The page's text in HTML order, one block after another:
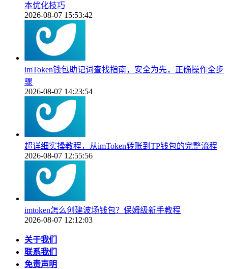
本优化技巧
2026-08-07 15:53:42
imToken钱包助记词查找指南，安全为先，正确操作全步
骤
2026-08-07 14:23:54
超详细实操教程，从imToken转账到TP钱包的完整流程
2026-08-07 12:55:56
imtoken怎么创建波场钱包？保姆级新手教程
2026-08-07 12:12:03
关于我们
联系我们
免责声明